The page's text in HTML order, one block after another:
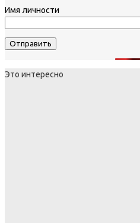
Имя личности
Это интересно